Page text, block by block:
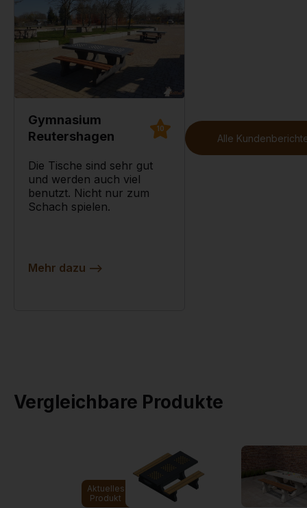
Gymnasium
Reutershagen
10
Die Tische sind sehr gut
und werden auch viel
benutzt. Nicht nur zum
Schach spielen.
Mehr dazu -->
Alle
Vergleichbare Produkte
Aktuelles
Produkt